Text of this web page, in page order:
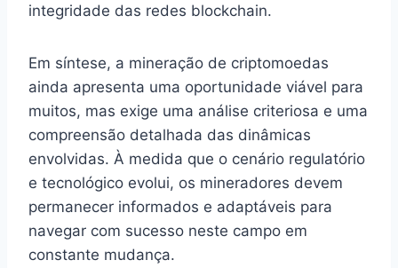
integridade das redes blockchain.
Em síntese, a mineração de criptomoedas
ainda apresenta uma oportunidade viável para
muitos, mas exige uma análise criteriosa e uma
compreensão detalhada das dinâmicas
envolvidas. À medida que o cenário regulatório
e tecnológico evolui, os mineradores devem
permanecer informados e adaptáveis para
navegar com sucesso neste campo em
constante mudança.